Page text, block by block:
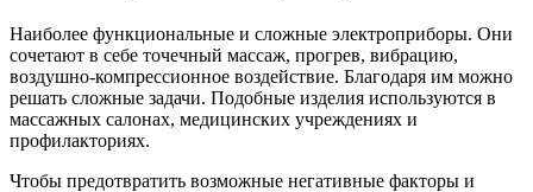
Наиболее функциональные и сложные электроприборы. Они
сочетают в себе точечный массаж, прогрев, вибрацию,
воздушно-компрессионное воздействие. Благодаря им можно
решать сложные задачи. Подобные изделия используются в
массажных салонах, медицинских учреждениях и
профилакториях.
Чтобы предотвратить возможные негативные факторы и